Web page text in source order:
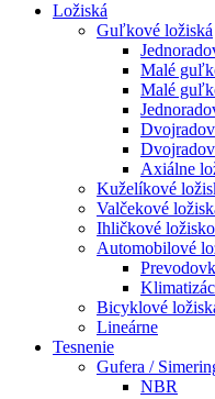
Ložiská
Guľkové ložiská
Malé
Malé
Axiálne
Kuželíkové
Valčekové
Ihličkové ložisko
Automobilové
Bicyklové
Lineárne
Tesnenie
Gufera /
NBR